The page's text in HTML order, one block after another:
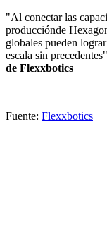
"Al conectar las
producciónde
globales pueden
escala sin
de Flexxbotics
Fuente: Flexxbotics